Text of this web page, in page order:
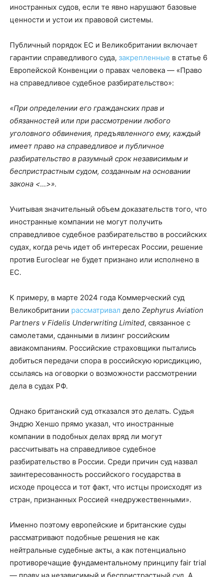
иностранных судов, если те явно нарушают базовые
ценности и устои их правовой системы.
Публичный порядок ЕС и Великобритании включает
гарантии справедливого суда, закрепленные в статье 6
Европейской Конвенции о правах человека — «Право
на справедливое судебное разбирательство»:
«При определении его гражданских прав и
обязанностей или при рассмотрении любого
уголовного обвинения, предъявленного ему, каждый
имеет право на справедливое и публичное
разбирательство в разумный срок независимым и
беспристрастным судом, созданным на основании
закона <…>».
Учитывая значительный объем доказательств того, что
иностранные компании не могут получить
справедливое судебное разбирательство в российских
судах, когда речь идет об интересах России, решение
против Euroclear не будет признано или исполнено в
ЕС.
К примеру, в марте 2024 года Коммерческий суд
Великобритании рассматривал дело Zephyrus Aviation
Partners v Fidelis Underwriting Limited, связанное с
самолетами, сданными в лизинг российским
авиакомпаниям. Российские страховщики пытались
добиться передачи спора в российскую юрисдикцию,
ссылаясь на оговорки о возможности рассмотрении
дела в судах РФ.
Однако британский суд отказался это делать. Судья
Эндрю Хеншо прямо указал, что иностранные
компании в подобных делах вряд ли могут
рассчитывать на справедливое судебное
разбирательство в России. Среди причин суд назвал
заинтересованность российского государства в
исходе процесса и тот факт, что истцы происходят из
стран, признанных Россией «недружественными».
Именно поэтому европейские и британские суды
рассматривают подобные решения не как
нейтральные судебные акты, а как потенциально
противоречащие фундаментальному принципу fair trial